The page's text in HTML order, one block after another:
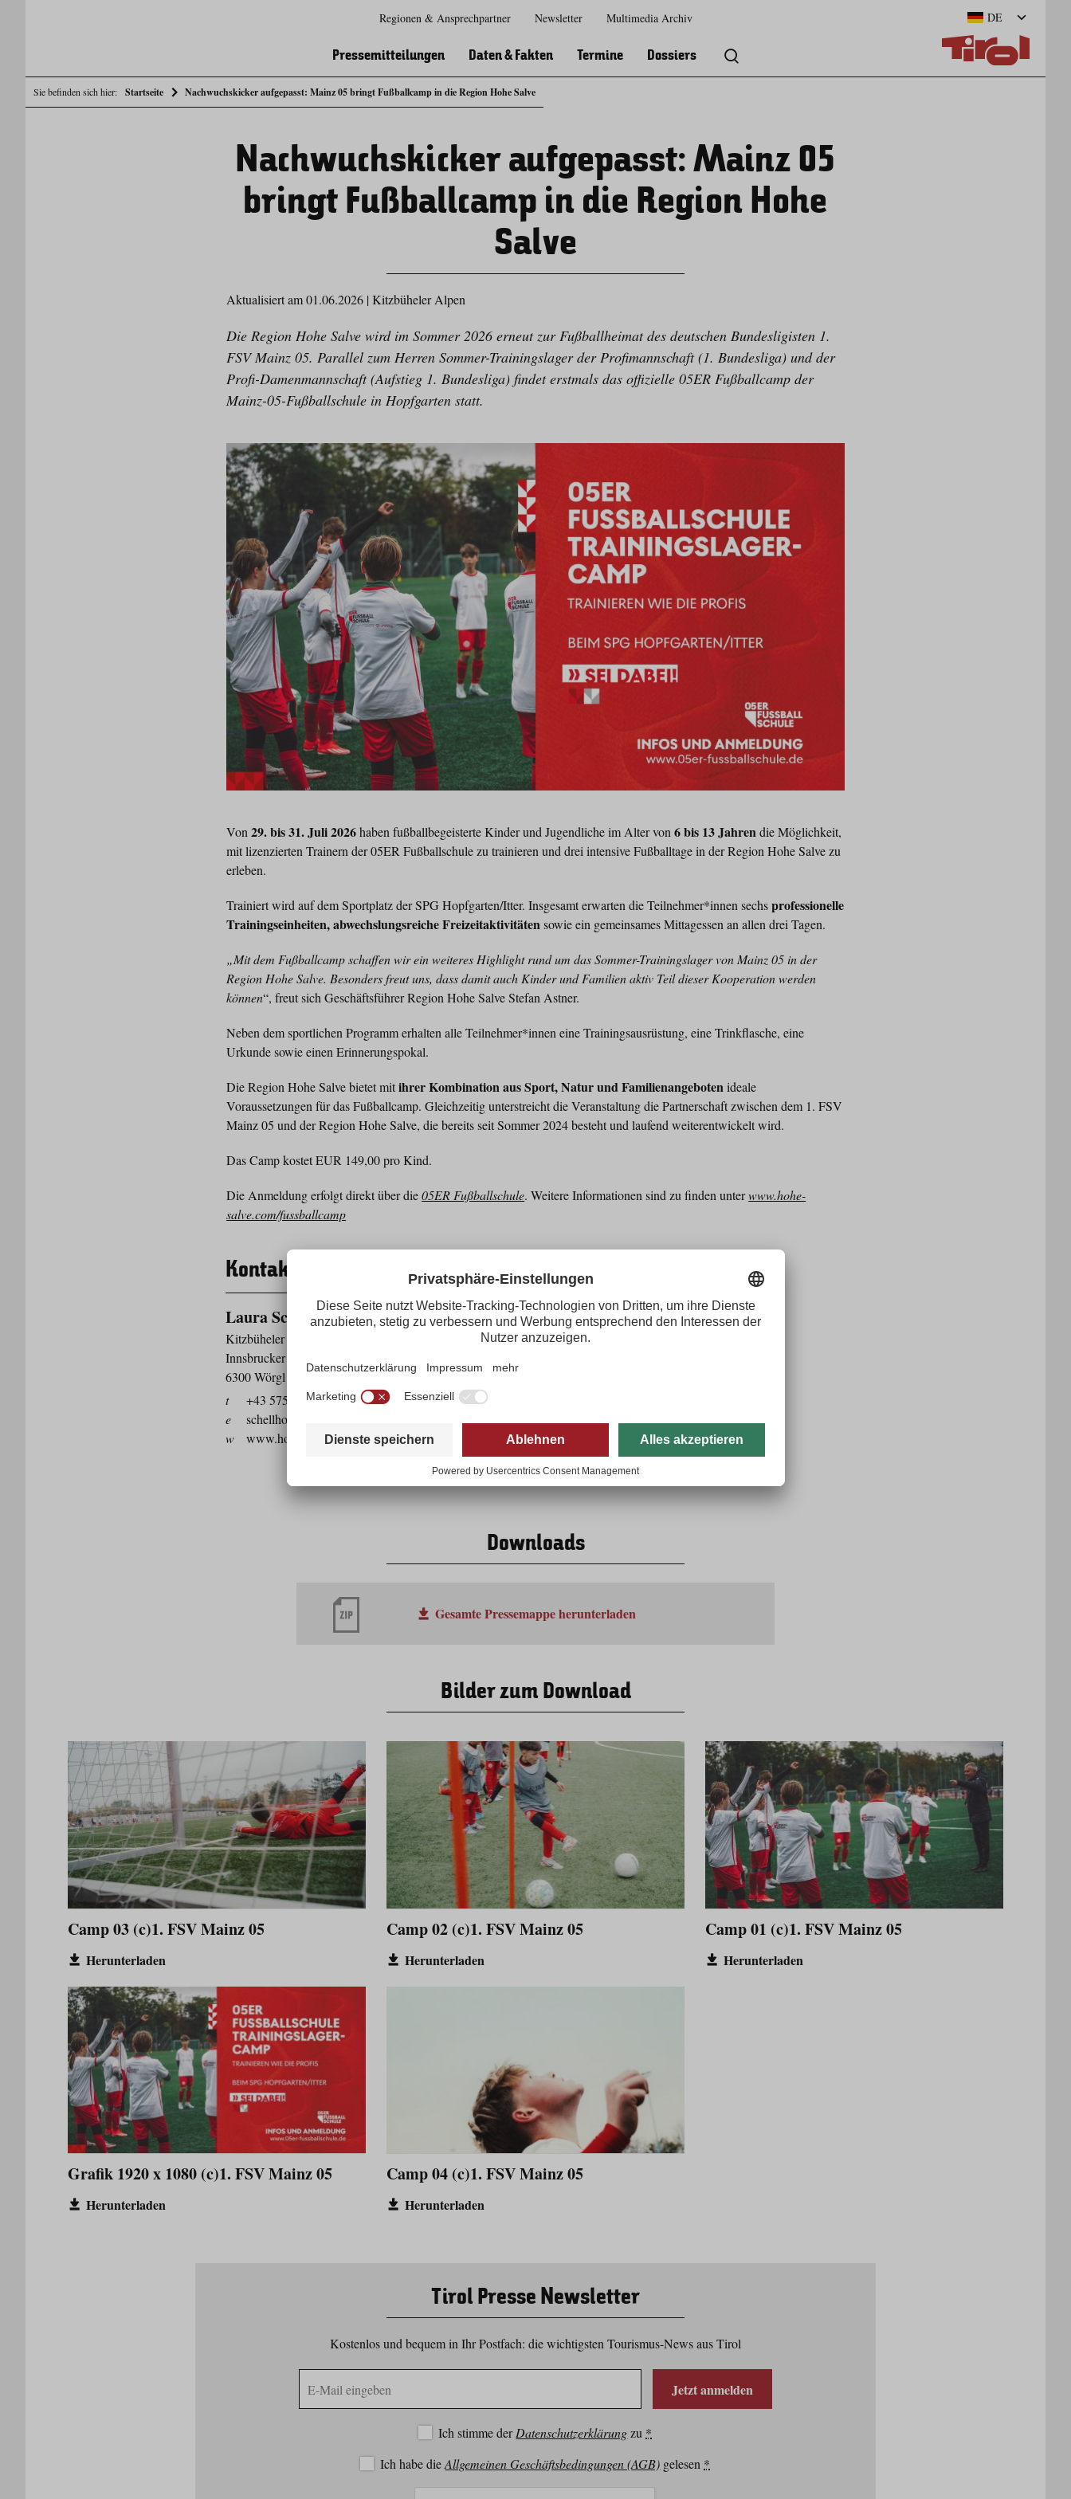
Sie befinden sich hier: Startseite Nachwuchskicker aufgepasst: Mainz 05 bringt Fußballcamp in die Region Hohe Salve
Zur
Zur
Zum
Zum
DE
Pressemitteilungen Daten & Fakten Termine Dossiers
Regionen & Ansprechpartner Newsletter Multimedia Archiv
Nachwuchskicker aufgepasst: Mainz 05
bringt Fußballcamp in die Region Hohe
Salve
Aktualisiert am 01.06.2026 |Kitzbüheler Alpen
Die Region Hohe Salve wird im Sommer 2026 erneut zur Fußballheimat des deutschen Bundesligisten 1.
FSV Mainz 05. Parallel zum Herren Sommer-Trainingslager der Profimannschaft (1. Bundesliga) und der
Profi-Damenmannschaft (Aufstieg 1. Bundesliga) findet erstmals das offizielle 05ER Fußballcamp der
Mainz-05-Fußballschule in Hopfgarten statt.
Von29. bis 31. Juli 2026haben fußballbegeisterte Kinder und Jugendliche im Alter von6 bis 13 Jahrendie Möglichkeit,
mit lizenzierten Trainern der 05ER Fußballschule zu trainieren und drei intensive Fußballtage in der Region Hohe Salve zu
erleben.
Trainiert wird auf dem Sportplatz der SPG Hopfgarten/Itter. Insgesamt erwarten die Teilnehmer*innen sechsprofessionelle
Trainingseinheiten, abwechslungsreiche Freizeitaktivitätensowie ein gemeinsames Mittagessen an allen drei Tagen.
„Mit dem Fußballcamp schaffen wir ein weiteres Highlight rund um das Sommer-Trainingslager von Mainz 05 in der
Region Hohe Salve. Besonders freut uns, dass damit auch Kinder und Familien aktiv Teil dieser Kooperation werden
können“, freut sich Geschäftsführer Region Hohe Salve Stefan Astner.
Neben dem sportlichen Programm erhalten alle Teilnehmer*innen eine Trainingsausrüstung, eine Trinkflasche, eine
Urkunde sowie einen Erinnerungspokal.
Die Region Hohe Salve bietet mitihrer Kombination aus Sport, Natur und Familienangebotenideale
Voraussetzungen für das Fußballcamp. Gleichzeitig unterstreicht die Veranstaltung die Partnerschaft zwischen dem 1. FSV
Mainz 05 und der Region Hohe Salve, die bereits seit Sommer 2024 besteht und laufend weiterentwickelt wird.
Das Camp kostet EUR 149,00 pro Kind.
Die Anmeldung erfolgt direkt über die05ER Fußballschule. Weitere Informationen sind zu finden unterwww.hohe-
salve.com/fussballcamp
Kontakt
Laura Schellhorn
Kitzbüheler Alpen – Region Hohe Salve
Innsbrucker Straße 1
6300 Wörgl
t
+43 57507 7015
e
schellhorn@hohe-salve.com
w
www.hohe-salve.com
Downloads
Gesamte Pressemappe herunterladen
Bilder zum Download
Camp 03 (c)1. FSV Mainz 05
Herunterladen
Camp 02 (c)1. FSV Mainz 05
Herunterladen
Camp 01 (c)1. FSV Mainz 05
Herunterladen
Grafik 1920 x 1080 (c)1. FSV Mainz 05
Herunterladen
Camp 04 (c)1. FSV Mainz 05
Herunterladen
Tirol Presse Newsletter
Kostenlos und bequem in Ihr Postfach: die wichtigsten Tourismus-News aus Tirol
Mail
Jetzt anmelden
Ich stimme derDatenschutzerklärung zu *
Ich habe dieAllgemeinen Geschäftsbedingungen (AGB) gelesen *